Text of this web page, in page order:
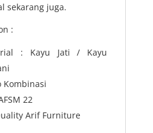
sekarang juga.
:
: Kayu Jati / Kayu
Kombinasi
22
Arif Furniture